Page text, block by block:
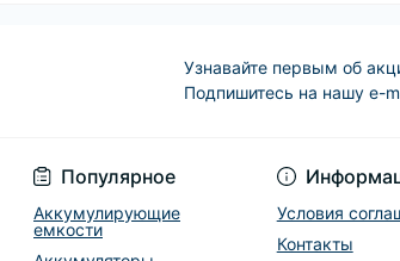
Узнавайте первым об
Подпишитесь на нашу e-
Популярное
Аккумулирующие
емкости
Условия
Контакты